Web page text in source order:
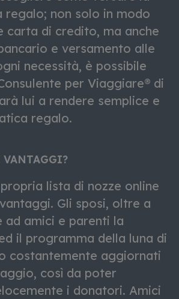
non solo in modo
carta di credito, ma anche
e versamento alle
necessità, è possibile
per Viaggiare® di
lui a rendere semplice e
regalo.
lista di nozze online
Gli sposi, oltre a
ad amici e parenti la
il programma della luna di
costantemente aggiornati
così da poter
i donatori. Amici